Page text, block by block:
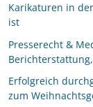
Karikaturen in
ist
Presserecht &
Erfolgreich
zum